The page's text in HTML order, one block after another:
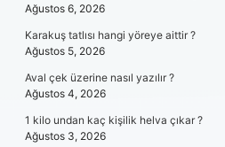
Ağustos 6, 2026
Karakuş tatlısı hangi yöreye aittir ?
Ağustos 5, 2026
Aval çek üzerine nasıl yazılır ?
Ağustos 4, 2026
1 kilo undan kaç kişilik helva çıkar ?
Ağustos 3, 2026